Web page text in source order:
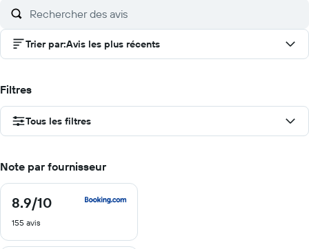
Trier par:Avis les plus récents
Filtres
Tous les filtres
Note par fournisseur
8.9/10
8.9
10
155 avis